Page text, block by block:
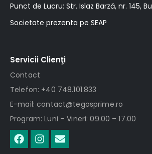
Punct de Lucru: Str. Islaz Barză, nr. 145,
Societate prezenta pe SEAP
Servicii Clienţi
Contact
Telefon: +40 748.101.833
E-mail: contact@tegosprime.ro
Program: Luni – Vineri: 09.00 – 17.00